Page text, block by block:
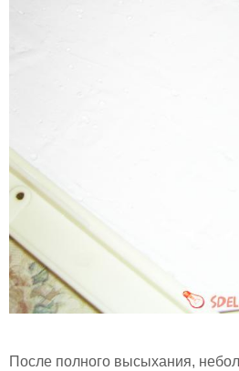
После полного высыхания,